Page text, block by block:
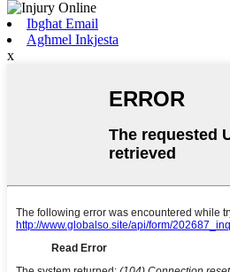
Ibgħat Email
Agħmel Inkjesta
x